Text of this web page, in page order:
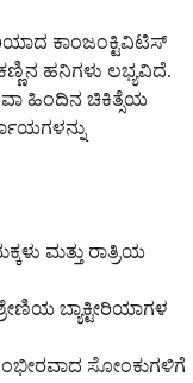
ಕಾಂಜಂಕ್ಟಿವಿಟಿಸ್
ಹನಿಗಳು ಲಭ್ಯವಿದೆ.
ಹಿಂದಿನ ಚಿಕಿತ್ಸೆಯ
ಮತ್ತು ರಾತ್ರಿಯ
ಬ್ಯಾಕ್ಟೀರಿಯಾಗಳ
ಸೋಂಕುಗಳಿಗೆ